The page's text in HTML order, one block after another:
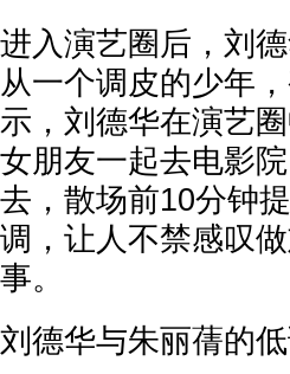
进入演艺圈后，刘
从一个调皮的少年
示，刘德华在演艺
女朋友一起去电影
去，散场前10分钟
调，让人不禁感叹
事。
刘德华与朱丽蒨的